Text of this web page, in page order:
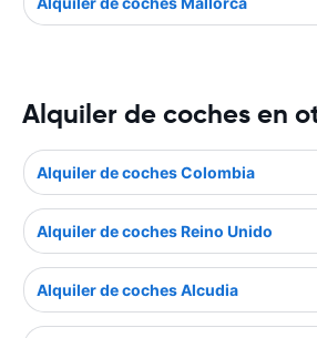
Alquiler de coches en
Alquiler de coches Colombia
Alquiler de coches Reino Unido
Alquiler de coches Alcudia